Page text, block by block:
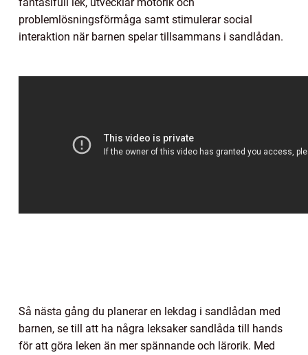
problemlösningsförmåga samt stimulerar social
interaktion när barnen spelar tillsammans i sandlådan.
Så nästa gång du planerar en lekdag i sandlådan med
barnen, se till att ha några leksaker sandlåda till hands
för att göra leken än mer spännande och lärorik. Med